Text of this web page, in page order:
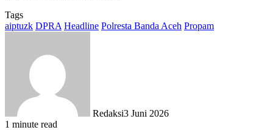
Tags
aiptuzk DPRA Headline Polresta Banda Aceh Propam
Redaksi3 Juni 2026
1 minute read